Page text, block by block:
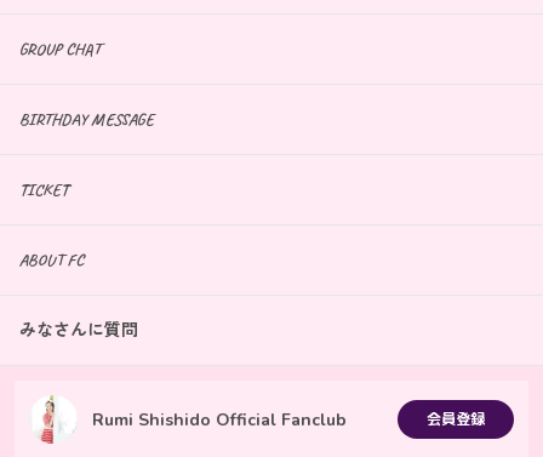
GROUP CHAT
BIRTHDAY MESSAGE
TICKET
ABOUT FC
みなさんに質問
Rumi Shishido Official Fanclub 会員登録